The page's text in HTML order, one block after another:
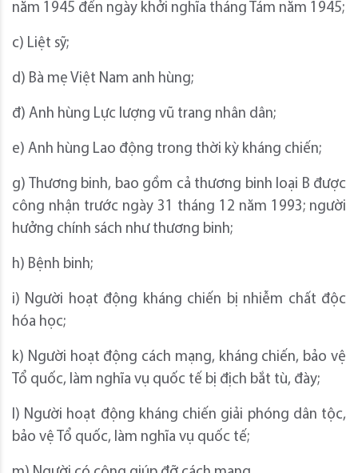
năm 1945 đến ngày khởi nghĩa tháng Tám năm 1945;
c) Liệt sỹ;
d) Bà mẹ Việt Nam anh hùng;
đ) Anh hùng Lực lượng vũ trang nhân dân;
e) Anh hùng Lao động trong thời kỳ kháng chiến;
g) Thương binh, bao gồm cả thương binh loại B được
công nhận trước ngày 31 tháng 12 năm 1993; người
hưởng chính sách như thương binh;
h) Bệnh binh;
i) Người hoạt động kháng chiến bị nhiễm chất độc
hóa học;
k) Người hoạt động cách mạng, kháng chiến, bảo vệ
Tổ quốc, làm nghĩa vụ quốc tế bị địch bắt tù, đày;
l) Người hoạt động kháng chiến giải phóng dân tộc,
bảo vệ Tổ quốc, làm nghĩa vụ quốc tế;